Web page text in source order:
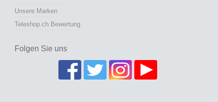
Unsere Marken
Teleshop.ch Bewertung
Folgen Sie uns